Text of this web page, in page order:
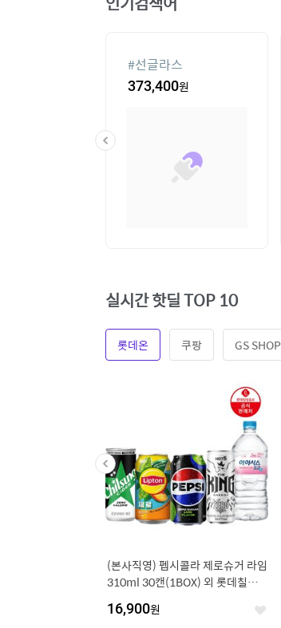
#선글라스
373,400원
실시간 핫딜 TOP 10
롯데온 쿠팡 GS SHOP
(본사직영) 펩시콜라 제로슈거 라임
310ml 30캔(1BOX) 외 롯데칠성B
16,900원 좋